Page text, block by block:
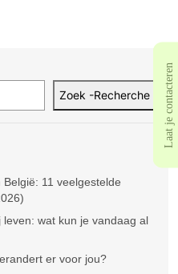
Zoek -Recherche
11 veelgestelde
wat kun je vandaag al
er voor jou?
Laat je contacteren